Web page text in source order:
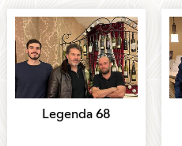
Legenda 68